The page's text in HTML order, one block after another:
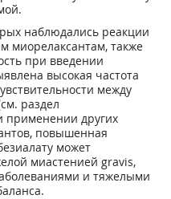
наблюдались реакции
миорелаксантам, также
при введении
высокая частота
между
раздел
применении других
повышенная
может
миастенией gravis,
и тяжелыми